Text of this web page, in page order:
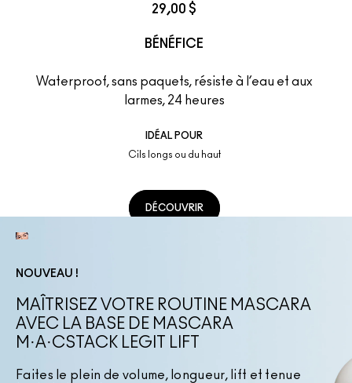
29,00 $
BÉNÉFICE
Waterproof, sans paquets, résiste à l’eau et aux
larmes, 24 heures
IDÉAL POUR
Cils longs ou du haut
DÉCOUVRIR
NOUVEAU !
MAÎTRISEZ VOTRE ROUTINE MASCARA
AVEC LA BASE DE MASCARA
M·A·CSTACK LEGIT LIFT
Faites le plein de volume, longueur, lift et tenue